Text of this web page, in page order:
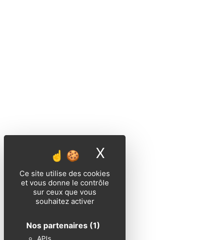
Ce site utilise des cookies
et vous donne le contrôle
sur ceux que vous
souhaitez activer
Nos partenaires (1)
APIs
X